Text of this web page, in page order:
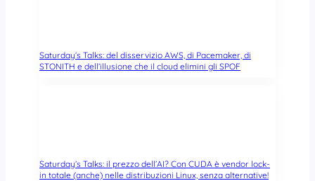
Saturday’s Talks: del disservizio AWS, di Pacemaker, di
STONITH e dell’illusione che il cloud elimini gli SPOF
Saturday’s Talks: il prezzo dell’AI? Con CUDA è vendor lock-
in totale (anche) nelle distribuzioni Linux, senza alternative!